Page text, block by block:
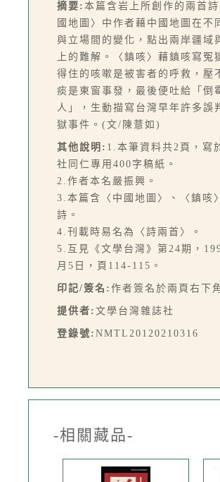
摘要: 本篇含岩上所創作的兩首詩
國地圖〉中作者藉中國地圖在不
與立場間的變化，點出兩岸疆域
上的難解。〈鎮咳〉藉鎮咳寫冤
得住的咳嗽是被害者的呼救，壓
痰是東窗事發，最後便吐給「倒
人」，生動描寫台灣早年許多誤
獄事件。(文/陳薏如)
其他說明: 1.本筆資料共2頁，寫
社同仁專用400字稿紙。
2.作者本名嚴振興。
3.本篇含〈中國地圖〉、〈鎮咳
詩。
4.刊載時易名為〈詩兩首〉。
5.互見《文學台灣》第24期，
月5日，頁114-115。
印記/簽名: 作者簽名於兩頁右下
提供者: 文學台灣雜誌社
登錄號: NMTL20120210316
-相關藏品-